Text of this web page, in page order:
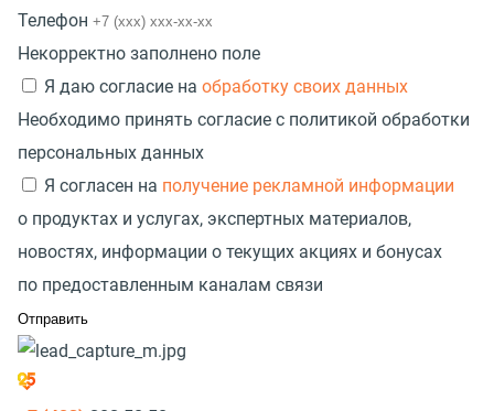
Телефон
Некорректно заполнено поле
Я даю согласие на обработку своих данных
Необходимо принять согласие с политикой обработки
персональных данных
Я согласен на получение рекламной информации
о продуктах и услугах, экспертных материалов,
новостях, информации о текущих акциях и бонусах
по предоставленным каналам связи